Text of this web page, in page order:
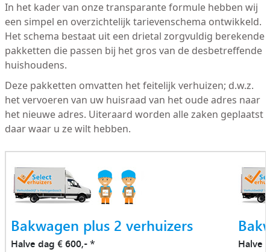
In het kader van onze transparante formule hebben wij
een simpel en overzichtelijk tarievenschema ontwikkeld.
Het schema bestaat uit een drietal zorgvuldig berekende
pakketten die passen bij het gros van de desbetreffende
huishoudens.
Deze pakketten omvatten het feitelijk verhuizen; d.w.z.
het vervoeren van uw huisraad van het oude adres naar
het nieuwe adres. Uiteraard worden alle zaken geplaatst
daar waar u ze wilt hebben.
Bakwagen plus 2 verhuizers
Halve dag € 600,-*
Halve